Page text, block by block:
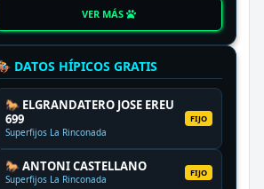
VER MÁS
DATOS HÍPICOS GRATIS
🐎 ELGRANDATERO JOSE EREU
699
Superfijos La Rinconada
FIJO
🐎 ANTONI CASTELLANO
Superfijos La Rinconada
FIJO